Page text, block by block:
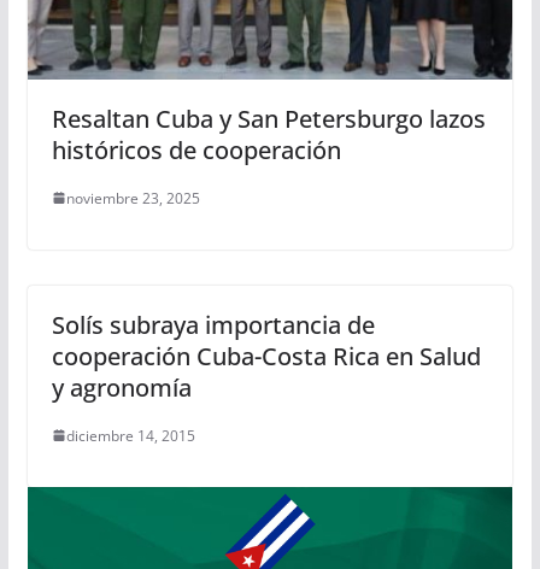
Resaltan Cuba y San Petersburgo lazos
históricos de cooperación
noviembre 23, 2025
Solís subraya importancia de
cooperación Cuba-Costa Rica en Salud
y agronomía
diciembre 14, 2015